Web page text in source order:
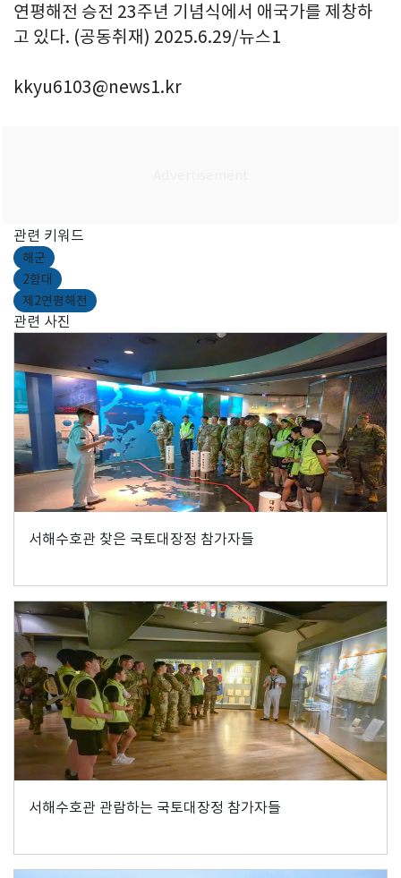
연평해전 승전 23주년 기념식에서 애국가를 제창하
고 있다. (공동취재) 2025.6.29/뉴스1
kkyu6103@news1.kr
관련 키워드
해군
2함대
제2연평해전
관련 사진
서해수호관 찾은 국토대장정 참가자들
서해수호관 관람하는 국토대장정 참가자들